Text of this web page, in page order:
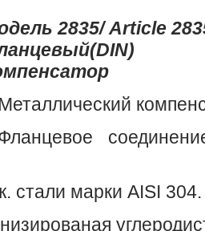
2835/ Article
стали марки AISI 304.